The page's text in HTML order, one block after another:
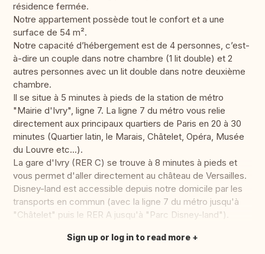
résidence fermée.
Notre appartement possède tout le confort et a une
surface de 54 m².
Notre capacité d’hébergement est de 4 personnes, c’est-
à-dire un couple dans notre chambre (1 lit double) et 2
autres personnes avec un lit double dans notre deuxième
chambre.
Il se situe à 5 minutes à pieds de la station de métro
"Mairie d'Ivry", ligne 7. La ligne 7 du métro vous relie
directement aux principaux quartiers de Paris en 20 à 30
minutes (Quartier latin, le Marais, Châtelet, Opéra, Musée
du Louvre etc...).
La gare d'Ivry (RER C) se trouve à 8 minutes à pieds et
vous permet d'aller directement au château de Versailles.
Disney-land est accessible depuis notre domicile par les
transports en commun (avec la ligne 7 du métro jusqu'à
"Châtelet" puis le RER A jusqu'à "Parc Disney-land").
Translate this
Sign up or log in to read more